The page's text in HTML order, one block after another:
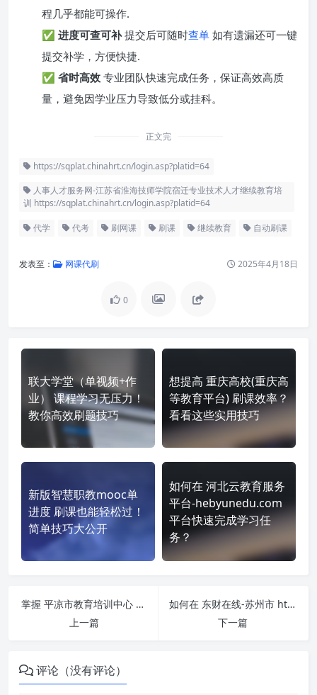
程几乎都能可操作.
✅ 进度可查可补提交后可随时查单 如有遗漏还可一键
提交补学，方便快捷.
✅ 省时高效 专业团队快速完成任务，保证高效高质
量，避免因学业压力导致低分或挂科。
正文完
https://sqplat.chinahrt.cn/login.asp?platid=64
人事人才服务网-江苏省淮海技师学院宿迁专业技术人才继续教育培
训 https://sqplat.chinahrt.cn/login.asp?platid=64
代学 代考 刷网课 刷课 继续教育 自动刷课
发表至： 网课代刷 2025年4月18日
0
联大学堂（单视频+作
业） 课程学习无压力！
教你高效刷题技巧
想提高 重庆高校(重庆高
等教育平台) 刷课效率？
看看这些实用技巧
新版智慧职教mooc单
进度 刷课也能轻松过！
简单技巧大公开
如何在 河北云教育服务
平台-hebyunedu.com
平台快速完成学习任
务？
掌握 平凉市教育培训中心 https://pljpzx.brjxjy.com/web/index 课程，简单刷课技巧分享！
上一篇
如何在 东财在线-苏州市 http://szkj.edufe.cn/ 平台快速完成学习任务？
下一篇
评论（没有评论）